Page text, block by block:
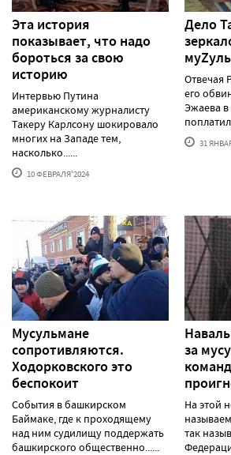
Эта история
показывает, что надо
бороться за свою
историю
Интервью Путина
американскому журналисту
Такеру Карлсону шокировало
многих на Западе тем,
насколько......
10 ФЕВРАЛЯ'2024
Дело
Отвечая
его
Эжаева в
31
Мусульмане
сопротивляются.
Ходорковского это
беспокоит
События в башкирском
Баймаке, где к проходящему
над ним судилищу поддержать
башкирского общественно......
за
На этой
так